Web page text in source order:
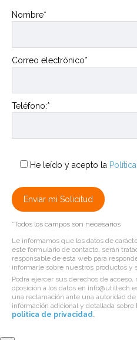
Nombre*
Correo electrónico*
Teléfono:*
He leído y acepto la
*Todos los campos son necesarios
Le informamos que los datos de
este formulario de contacto, serán
responsable de esta web para
informarle sobre nuestros productos y
Podrá ejercer sus derechos de
oposición a los datos en
una reclamación ante una autoridad
información adicional y detallada sobre
politica de privacidad.